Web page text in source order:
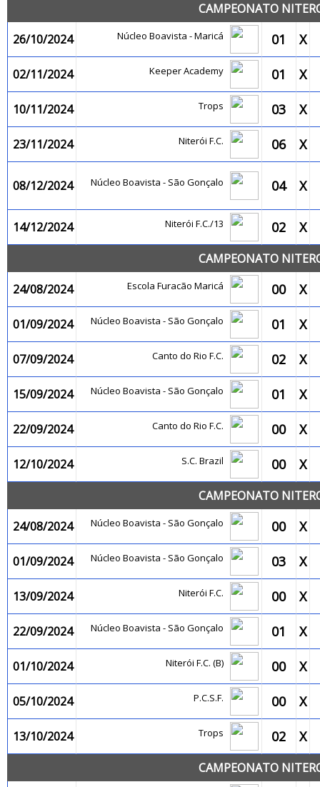
CAMPEONATO
26/10/2024
Núcleo Boavista - Maricá 01 X
02/11/2024 Keeper Academy 01 X
10/11/2024 Trops 03 X
23/11/2024 Niterói F.C. 06 X
08/12/2024 Núcleo Boavista - São Gonçalo 04 X
14/12/2024 Niterói F.C./13 02 X
CAMPEONATO
24/08/2024
Escola Furacão Maricá 00 X
01/09/2024 Núcleo Boavista - São Gonçalo 01 X
07/09/2024 Canto do Rio F.C. 02 X
15/09/2024 Núcleo Boavista - São Gonçalo 01 X
22/09/2024 Canto do Rio F.C. 00 X
12/10/2024 S.C. Brazil 00 X
CAMPEONATO
24/08/2024
Núcleo Boavista - São Gonçalo 00 X
01/09/2024 Núcleo Boavista - São Gonçalo 03 X
13/09/2024 Niterói F.C. 00 X
22/09/2024 Núcleo Boavista - São Gonçalo 01 X
01/10/2024 Niterói F.C. (B) 00 X
05/10/2024 P.C.S.F. 00 X
13/10/2024 Trops 02 X
CAMPEONATO